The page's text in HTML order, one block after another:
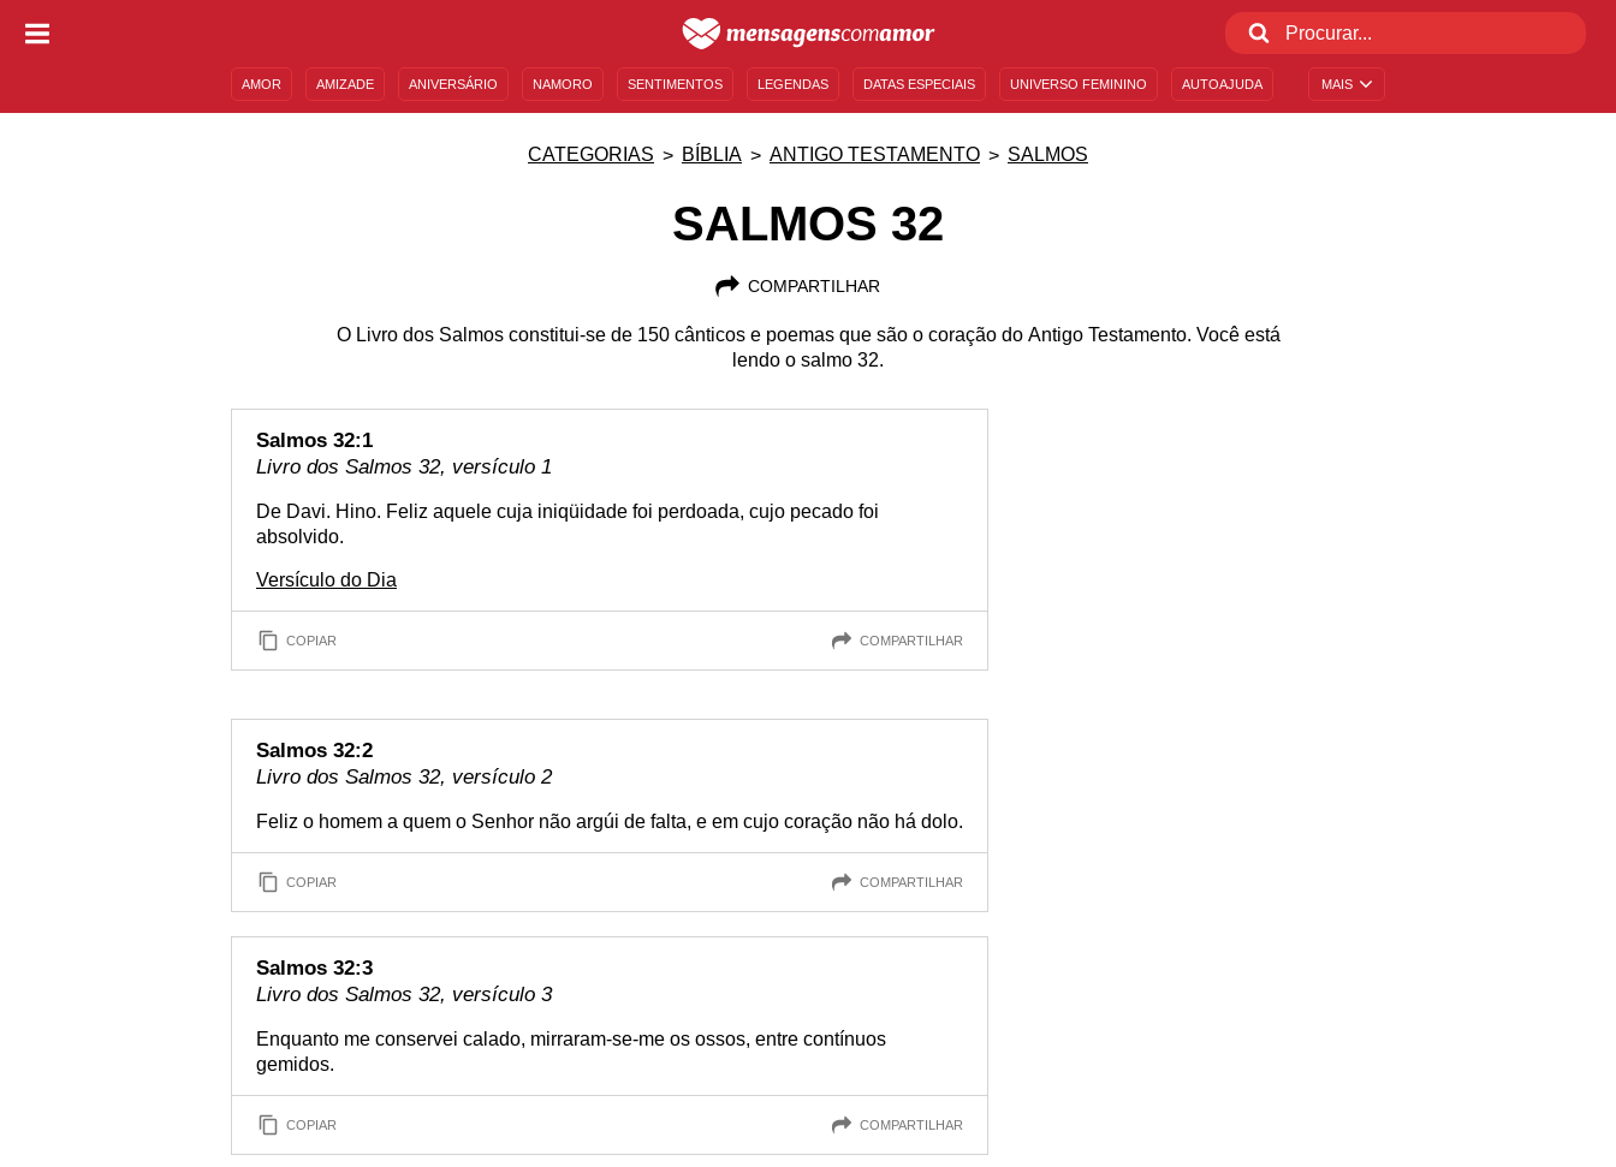
MAIS
AMOR AMIZADE ANIVERSÁRIO NAMORO SENTIMENTOS LEGENDAS DATAS ESPECIAIS UNIVERSO FEMININO AUTOAJUDA
CATEGORIAS BÍBLIA ANTIGO TESTAMENTO SALMOS
SALMOS 32
COMPARTILHAR
O Livro dos Salmos constitui-se de 150 cânticos e poemas que são o coração do Antigo Testamento. Você está
lendo o salmo 32.
Salmos 32:1
Livro dos Salmos 32, versículo 1
De Davi. Hino. Feliz aquele cuja iniqüidade foi perdoada, cujo pecado foi
absolvido.
Versículo do Dia
COPIAR COMPARTILHAR
Salmos 32:2
Livro dos Salmos 32, versículo 2
Feliz o homem a quem o Senhor não argúi de falta, e em cujo coração não há dolo.
COPIAR COMPARTILHAR
Salmos 32:3
Livro dos Salmos 32, versículo 3
Enquanto me conservei calado, mirraram-se-me os ossos, entre contínuos
gemidos.
COPIAR COMPARTILHAR